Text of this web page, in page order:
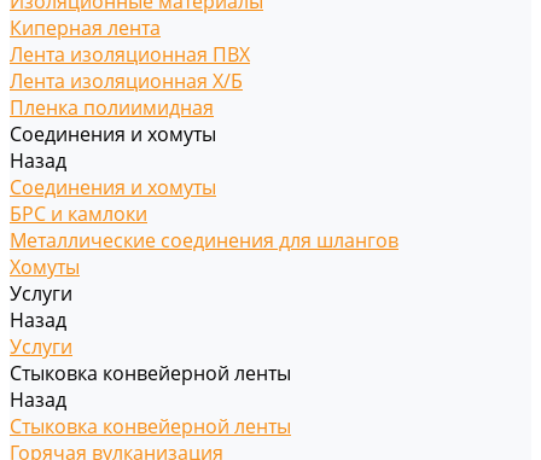
Киперная лента
Лента изоляционная ПВХ
Лента изоляционная Х/Б
Пленка полиимидная
Соединения и хомуты
Назад
Соединения и хомуты
БРС и камлоки
Металлические соединения для шлангов
Хомуты
Услуги
Назад
Услуги
Стыковка конвейерной ленты
Назад
Стыковка конвейерной ленты
Горячая вулканизация